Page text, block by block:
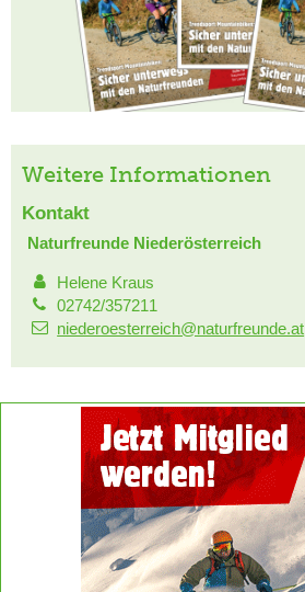
Weitere Informationen
Kontakt
Naturfreunde Niederösterreich
Helene Kraus
02742/357211
niederoesterreich@naturfreunde.at